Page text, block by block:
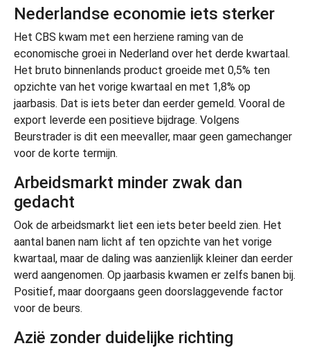
Nederlandse economie iets sterker
Het CBS kwam met een herziene raming van de
economische groei in Nederland over het derde kwartaal.
Het bruto binnenlands product groeide met 0,5% ten
opzichte van het vorige kwartaal en met 1,8% op
jaarbasis. Dat is iets beter dan eerder gemeld. Vooral de
export leverde een positieve bijdrage. Volgens
Beurstrader is dit een meevaller, maar geen gamechanger
voor de korte termijn.
Arbeidsmarkt minder zwak dan
gedacht
Ook de arbeidsmarkt liet een iets beter beeld zien. Het
aantal banen nam licht af ten opzichte van het vorige
kwartaal, maar de daling was aanzienlijk kleiner dan eerder
werd aangenomen. Op jaarbasis kwamen er zelfs banen bij.
Positief, maar doorgaans geen doorslaggevende factor
voor de beurs.
Azië zonder duidelijke richting